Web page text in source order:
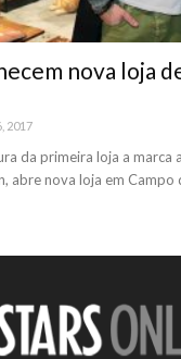
nova loja
2017
da primeira loja a marca
abre nova loja em Campo